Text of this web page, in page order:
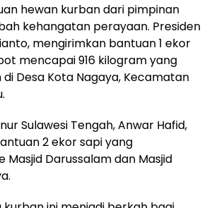
hewan kurban dari pimpinan
kehangatan perayaan. Presiden
mengirimkan bantuan 1 ekor
mencapai 916 kilogram yang
Desa Kota Nagaya, Kecamatan
Sulawesi Tengah, Anwar Hafid,
2 ekor sapi yang
Masjid Darussalam dan Masjid